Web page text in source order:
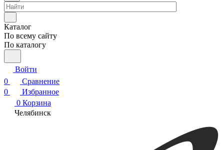
Каталог
По всему сайту
По каталогу
Войти
0
Сравнение
0
Избранное
0 Корзина
Челябинск